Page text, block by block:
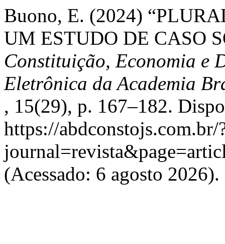
Buono, E. (2024)
UM ESTUDO DE CASO
Constituição, Economia e
Eletrônica da Academia
, 15(29), p. 167–182.
https://abdconstojs.com.br/
(Acessado: 6 agosto 2026).